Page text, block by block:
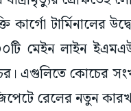
কার্গো টার্মিনালের
মেইন লাইন ইএমএউ
এগুলিতে কোচের
রেলের নতুন